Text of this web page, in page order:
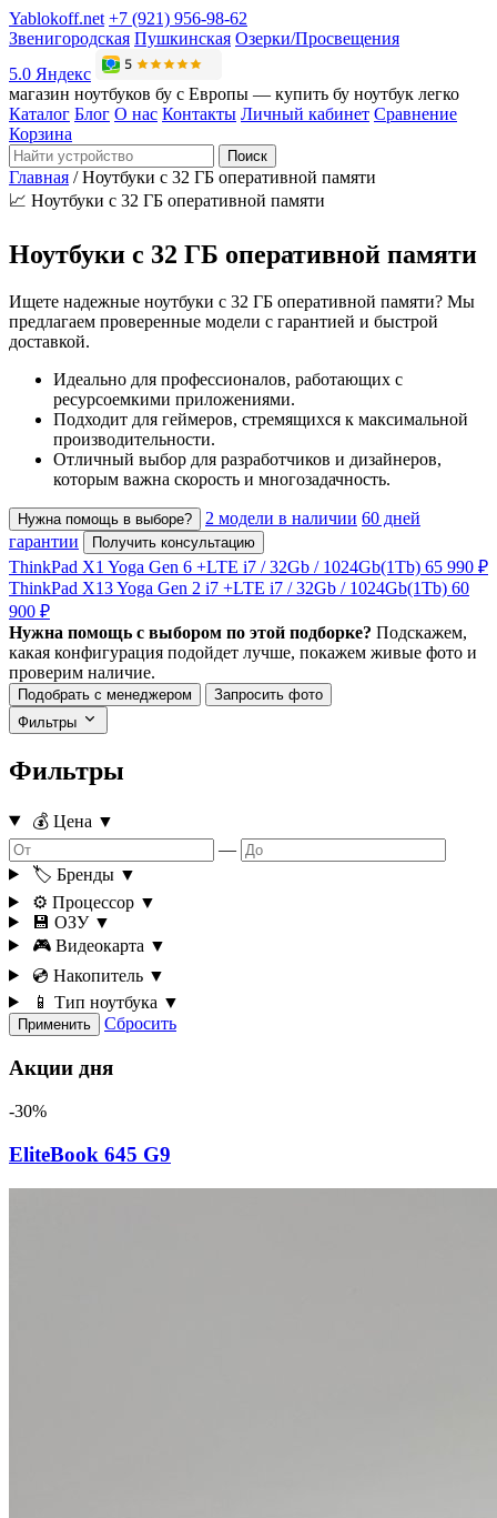
Yablokoff.net +7 (921) 956-98-62
Звенигородская Пушкинская Озерки/Просвещения
5.0 Яндекс
магазин ноутбуков бу с Европы — купить бу ноутбук легко
Каталог Блог О нас Контакты Личный кабинет Сравнение
Корзина
Поиск
Главная / Ноутбуки с 32 ГБ оперативной памяти
📈 Ноутбуки с 32 ГБ оперативной памяти
Ноутбуки с 32 ГБ оперативной памяти
Ищете надежные ноутбуки с 32 ГБ оперативной памяти? Мы
предлагаем проверенные модели с гарантией и быстрой
доставкой.
Идеально для профессионалов, работающих с
ресурсоемкими приложениями.
Подходит для геймеров, стремящихся к максимальной
производительности.
Отличный выбор для разработчиков и дизайнеров,
которым важна скорость и многозадачность.
Нужна помощь в выборе? 2 модели в наличии 60 дней
гарантии
Получить консультацию
ThinkPad X1 Yoga Gen 6 +LTE i7 / 32Gb / 1024Gb(1Tb) 65 990 ₽
ThinkPad X13 Yoga Gen 2 i7 +LTE i7 / 32Gb / 1024Gb(1Tb) 60
900 ₽
Нужна помощь с выбором по этой подборке? Подскажем,
какая конфигурация подойдет лучше, покажем живые фото и
проверим наличие.
Подобрать с менеджером
Запросить фото
Фильтры
Фильтры
💰 Цена ▼
—
🏷️ Бренды ▼
⚙️ Процессор ▼
💾 ОЗУ ▼
🎮 Видеокарта ▼
💿 Накопитель ▼
📱 Тип ноутбука ▼
Применить Сбросить
Акции дня
-30%
EliteBook 645 G9